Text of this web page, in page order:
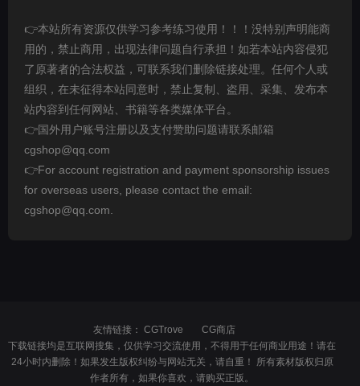
👉本站所有资源仅供学习参考练习使用！！！没特别声明能商
用的，禁止商用，出现法律问题自行承担！如若本站内容侵犯
了原著者的合法权益，可联系我们删除链接处理。任何个人或
组织，在未征得本站同意时，禁止复制、盗用、采集、发布本
站内容到任何网站、书籍等各类媒体平台。
👉国外用户账号注册以及支付赞助问题请联系邮箱
cgshop@qq.com
👉For account registration and payment sponsorship issues
for overseas users, please contact the email:
cgshop@qq.com.
友情链接： CGTrove
CG商店
下载链接均是互联网搜集，仅供学习交流使用，不得用于任何商业用途！请在
24小时内删除！如果发生版权纠纷与网站无关，请自重！ 所有素材版权归原
作者所有，如果你喜欢，请购买正版。